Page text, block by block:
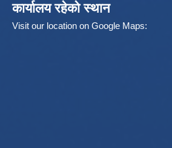
कार्यालय रहेको स्थान
Visit our location on Google Maps: